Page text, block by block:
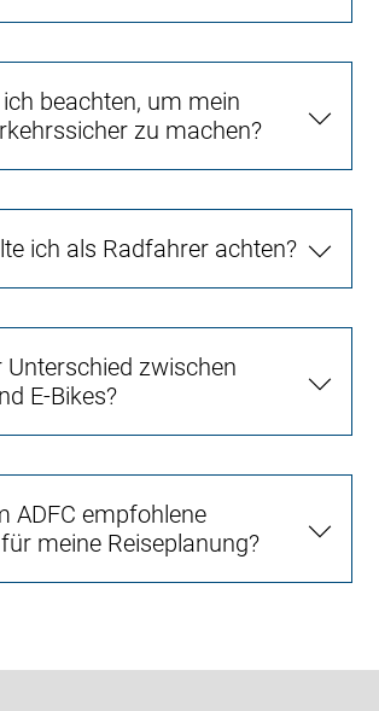
beachten, um mein
zu machen?
ich als Radfahrer achten?
Unterschied zwischen
E-Bikes?
ADFC empfohlene
meine Reiseplanung?